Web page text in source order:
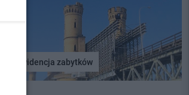
Ewidencja zabytków